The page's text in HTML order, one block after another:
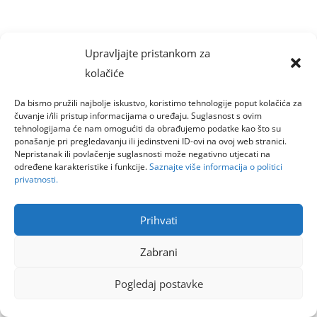
Upravljajte pristankom za
kolačiće
Da bismo pružili najbolje iskustvo, koristimo tehnologije poput kolačića za
čuvanje i/ili pristup informacijama o uređaju. Suglasnost s ovim
tehnologijama će nam omogućiti da obrađujemo podatke kao što su
ponašanje pri pregledavanju ili jedinstveni ID-ovi na ovoj web stranici.
Nepristanak ili povlačenje suglasnosti može negativno utjecati na
određene karakteristike i funkcije.Saznajte više informacija o politici
privatnosti.
Prihvati
Zabrani
Pogledaj postavke